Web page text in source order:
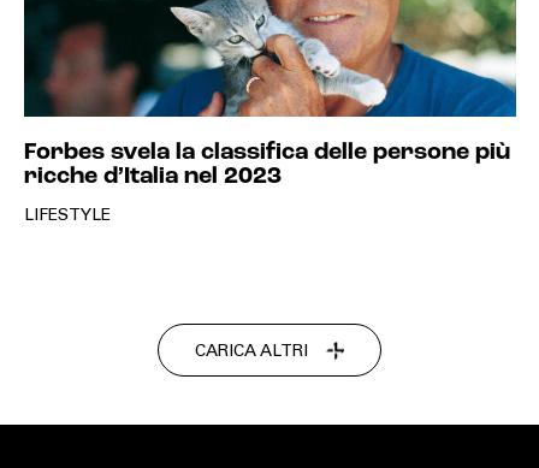
Forbes svela la classifica delle persone più
ricche d’Italia nel 2023
LIFESTYLE
CARICA ALTRI